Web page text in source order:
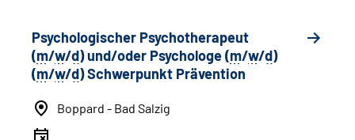
Psychologischer Psychotherapeut
(m/w/d) und/oder Psychologe (m/w/d)
(m/w/d) Schwerpunkt Prävention
Boppard - Bad Salzig